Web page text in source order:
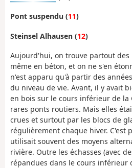
Pont suspendu (11)
Steinsel Alhausen (12)
Aujourd'hui, on trouve partout des
même en béton, et on ne s'en
n'est apparu qu'à partir des
du niveau de vie. Avant, il y avait
en bois sur le cours inférieur de la
rares ponts routiers. Mais elles
crues et surtout par les blocs de
régulièrement chaque hiver. C'est
utilisait souvent des moyens
rivière. Outre les échasses (avec
répandues dans le cours inférieur